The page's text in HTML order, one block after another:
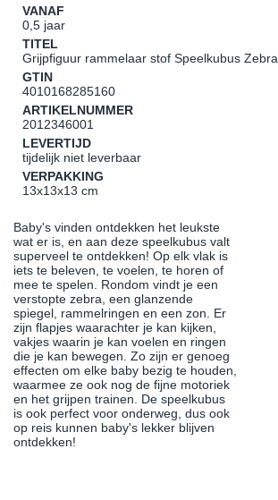
VANAF
0,5 jaar
TITEL
Grijpfiguur rammelaar stof Speelkubus Zebra
GTIN
4010168285160
ARTIKELNUMMER
2012346001
LEVERTIJD
tijdelijk niet leverbaar
VERPAKKING
13x13x13 cm
Baby's vinden ontdekken het leukste
wat er is, en aan deze speelkubus valt
superveel te ontdekken! Op elk vlak is
iets te beleven, te voelen, te horen of
mee te spelen. Rondom vindt je een
verstopte zebra, een glanzende
spiegel, rammelringen en een zon. Er
zijn flapjes waarachter je kan kijken,
vakjes waarin je kan voelen en ringen
die je kan bewegen. Zo zijn er genoeg
effecten om elke baby bezig te houden,
waarmee ze ook nog de fijne motoriek
en het grijpen trainen. De speelkubus
is ook perfect voor onderweg, dus ook
op reis kunnen baby's lekker blijven
ontdekken!